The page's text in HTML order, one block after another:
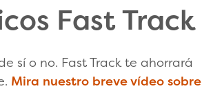
Fast Track
sí o no. Fast Track te ahorrará
Mira nuestro breve vídeo sobre